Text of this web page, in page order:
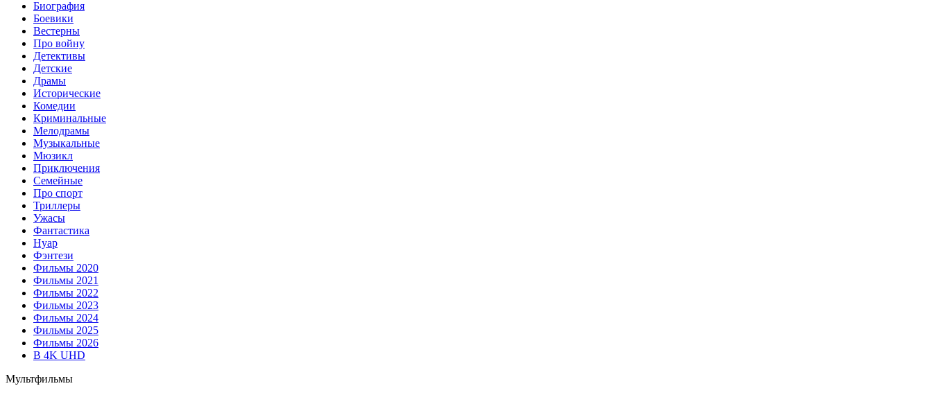
Биография
Боевики
Вестерны
Про войну
Детективы
Детские
Драмы
Исторические
Комедии
Криминальные
Мелодрамы
Музыкальные
Мюзикл
Приключения
Семейные
Про спорт
Триллеры
Ужасы
Фантастика
Нуар
Фэнтези
Фильмы 2020
Фильмы 2021
Фильмы 2022
Фильмы 2023
Фильмы 2024
Фильмы 2025
Фильмы 2026
В 4K UHD
Мультфильмы